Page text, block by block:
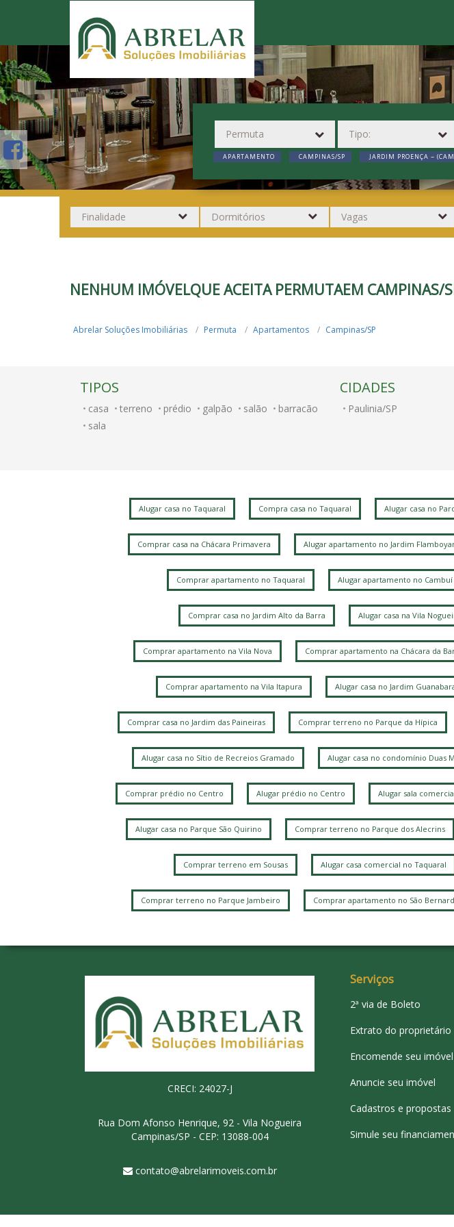
APARTAMENTO CAMPINAS/SP JARDIM PROENÇA ~
NENHUM IMÓVELQUE ACEITA PERMUTAEM CAMPINAS/
Abrelar Soluções Imobiliárias Permuta Apartamentos Campinas/SP
TIPOS
casa terreno prédio galpão salão
barracão
sala
CIDADES
Paulinia/SP
Alugar casa no Taquaral Compra casa no Taquaral Alugar casa no
Comprar casa na Chácara Primavera Alugar apartamento no Jardim
Comprar apartamento no Taquaral Alugar apartamento no Cambuí
Comprar casa no Jardim Alto da Barra Alugar casa na Vila
Comprar apartamento na Vila Nova Comprar apartamento na Chácara da
Comprar apartamento na Vila Itapura Alugar casa no Jardim
Comprar casa no Jardim das Paineiras Comprar terreno no Parque da Hípica
Alugar casa no Sítio de Recreios Gramado Alugar casa no condomínio Duas
Comprar prédio no Centro Alugar prédio no Centro Alugar sala
Alugar casa no Parque São Quirino Comprar terreno no Parque dos Alecrins
Comprar terreno em Sousas Alugar casa comercial no Taquaral
Comprar terreno no Parque Jambeiro Comprar apartamento no São
CRECI: 24027-J
Rua Dom Afonso Henrique, 92 - Vila Nogueira
Campinas/SP - CEP: 13088-004
contato@abrelarimoveis.com.br
Serviços
2ª via de Boleto
Extrato do proprietário
Encomende seu imóvel
Anuncie seu imóvel
Cadastros e propostas
Simule seu